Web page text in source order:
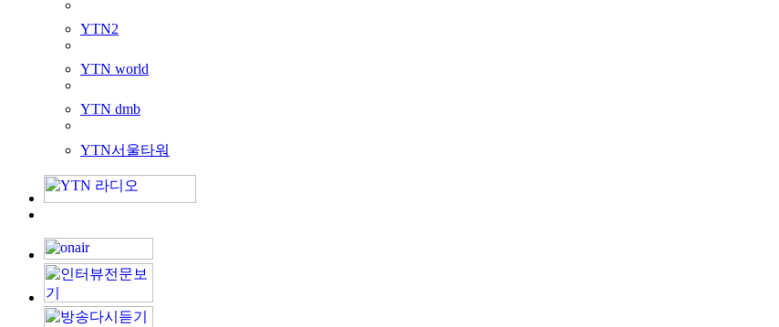
YTN2
YTN world
YTN dmb
YTN서울타워